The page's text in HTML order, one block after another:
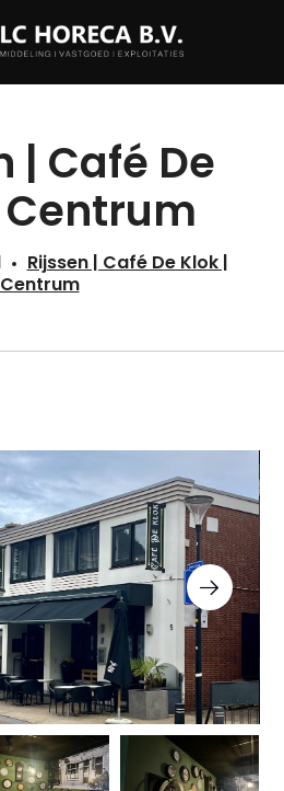
| Café De
Centrum
Rijssen | Café De Klok |
Centrum